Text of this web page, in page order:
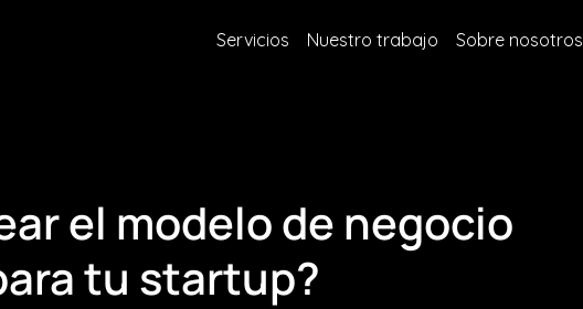
Servicios Nuestro trabajo Sobre nosotros
el modelo de negocio
tu startup?